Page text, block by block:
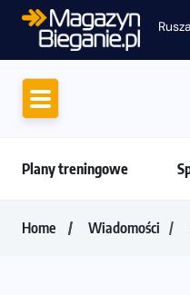
Plany treningowe
Home Wiadomości